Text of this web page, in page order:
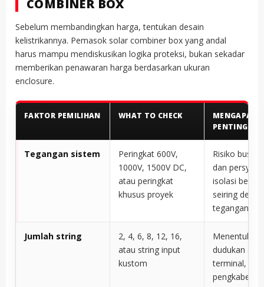
COMBINER BOX
Sebelum membandingkan harga, tentukan desain
kelistrikannya. Pemasok solar combiner box yang andal
harus mampu mendiskusikan logika proteksi, bukan sekadar
memberikan penawaran harga berdasarkan ukuran
enclosure.
FAKTOR PEMILIHAN WHAT TO CHECK
MENGAPA
PENTING
Tegangan sistem
Peringkat 600V,
1000V, 1500V DC,
atau peringkat
khusus proyek
Risiko busur
dan
isolasi
seiring
tegangan
Jumlah string
2, 4, 6, 8, 12, 16,
atau string input
kustom
Menentukan
dudukan
terminal,